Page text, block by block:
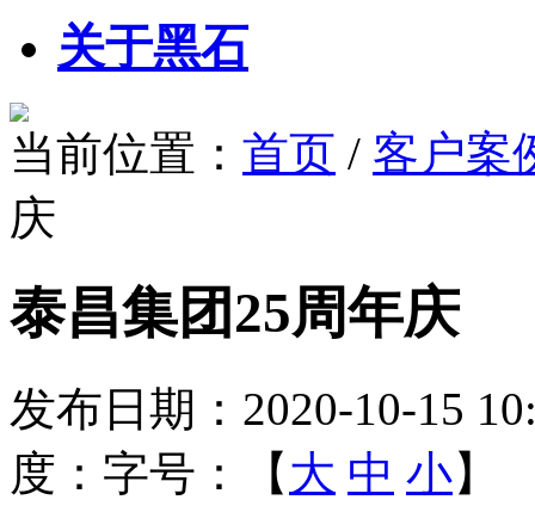
关于黑石
当前位置： 首页 / 客户案
庆
泰昌集团25周年庆
发布日期： 2020-10-15
度： 字号：【大 中 小】